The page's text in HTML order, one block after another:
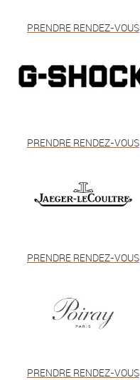
PRENDRE RENDEZ-VOUS
PRENDRE RENDEZ-VOUS
PRENDRE RENDEZ-VOUS
PRENDRE RENDEZ-VOUS